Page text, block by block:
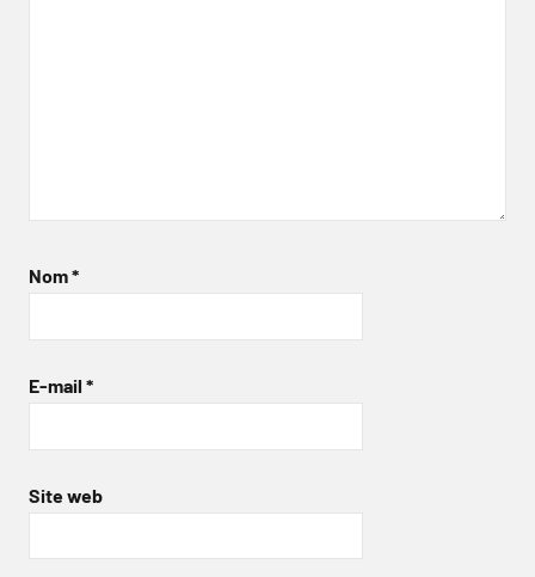
Nom*
E-mail *
Site web